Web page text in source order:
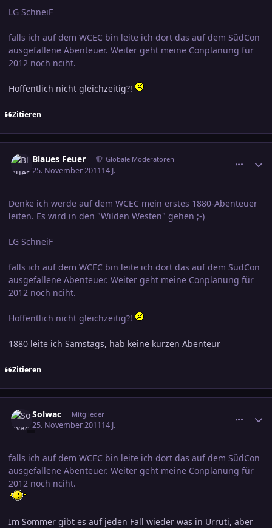
LG SchneiF
falls ich auf dem WCEC bin leite ich dort das auf dem SüdCon
ausgefallene Abenteuer. Weiter geht meine Conplanung für
2012 noch nciht.
Hoffentlich nicht gleichzeitig?!
Zitieren
Blaues Feuer Globale Moderatoren
25. November 201114 J.
Denke ich werde auf dem WCEC mein erstes 1880-Abenteuer
leiten. Es wird in den "Wilden Westen" gehen ;-)
LG SchneiF
falls ich auf dem WCEC bin leite ich dort das auf dem SüdCon
ausgefallene Abenteuer. Weiter geht meine Conplanung für
2012 noch nciht.
Hoffentlich nicht gleichzeitig?!
1880 leite ich Samstags, hab keine kurzen Abenteur
Zitieren
Solwac Mitglieder
25. November 201114 J.
falls ich auf dem WCEC bin leite ich dort das auf dem SüdCon
ausgefallene Abenteuer. Weiter geht meine Conplanung für
2012 noch nciht.
Im Sommer gibt es auf jeden Fall wieder was in Urruti, aber